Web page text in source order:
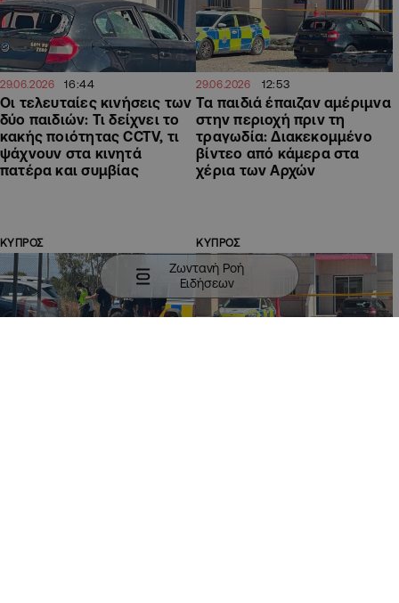
29.06.2026 16:44
Οι τελευταίες κινήσεις των
δύο παιδιών: Τι δείχνει το
κακής ποιότητας CCTV, τι
ψάχνουν στα κινητά
πατέρα και συμβίας
29.06.2026 12:53
Τα παιδιά έπαιζαν αμέριμνα
στην περιοχή πριν τη
τραγωδία: Διακεκομμένο
βίντεο από κάμερα στα
χέρια των Αρχών
ΚΥΠΡΟΣ ΚΥΠΡΟΣ
Ζωντανή Ροή
Ειδήσεων